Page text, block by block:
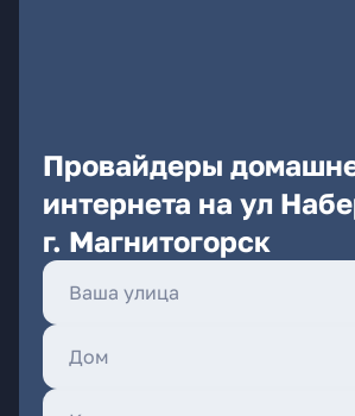
Провайдеры
интернета на ул
г. Магнитогорск